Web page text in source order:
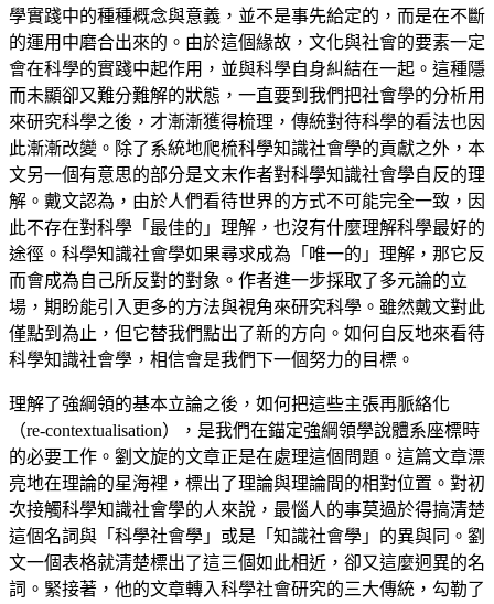
學實踐中的種種概念與意義，並不是事先給定的，而是在不斷
的運用中磨合出來的。由於這個緣故，文化與社會的要素一定
會在科學的實踐中起作用，並與科學自身糾結在一起。這種隱
而未顯卻又難分難解的狀態，一直要到我們把社會學的分析用
來研究科學之後，才漸漸獲得梳理，傳統對待科學的看法也因
此漸漸改變。除了系統地爬梳科學知識社會學的貢獻之外，本
文另一個有意思的部分是文末作者對科學知識社會學自反的理
解。戴文認為，由於人們看待世界的方式不可能完全一致，因
此不存在對科學「最佳的」理解，也沒有什麼理解科學最好的
途徑。科學知識社會學如果尋求成為「唯一的」理解，那它反
而會成為自己所反對的對象。作者進一步採取了多元論的立
場，期盼能引入更多的方法與視角來研究科學。雖然戴文對此
僅點到為止，但它替我們點出了新的方向。如何自反地來看待
科學知識社會學，相信會是我們下一個努力的目標。
理解了強綱領的基本立論之後，如何把這些主張再脈絡化
（re-contextualisation），是我們在錨定強綱領學說體系座標時
的必要工作。劉文旋的文章正是在處理這個問題。這篇文章漂
亮地在理論的星海裡，標出了理論與理論間的相對位置。對初
次接觸科學知識社會學的人來說，最惱人的事莫過於得搞清楚
這個名詞與「科學社會學」或是「知識社會學」的異與同。劉
文一個表格就清楚標出了這三個如此相近，卻又這麼迥異的名
詞。緊接著，他的文章轉入科學社會研究的三大傳統，勾勒了